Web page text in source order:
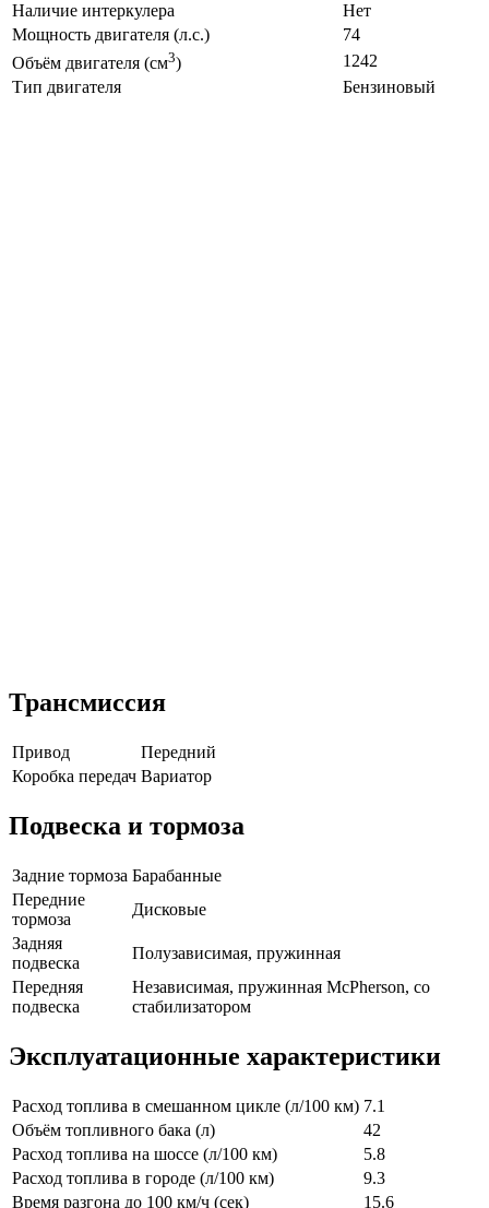
Наличие интеркулера
Нет
Мощность двигателя (л.с.)
74
Объём двигателя (см3)
1242
Тип двигателя
Бензиновый
Трансмиссия
Привод
Передний
Коробка передач Вариатор
Подвеска и тормоза
Задние тормоза Барабанные
Передние
тормоза
Дисковые
Задняя
подвеска
Полузависимая, пружинная
Передняя
подвеска
Независимая, пружинная McPherson, со
стабилизатором
Эксплуатационные характеристики
Расход топлива в смешанном цикле (л/100 км) 7.1
Объём топливного бака (л)
42
Расход топлива на шоссе (л/100 км)
5.8
Расход топлива в городе (л/100 км)
9.3
Время разгона до 100 км/ч (сек)
15.6